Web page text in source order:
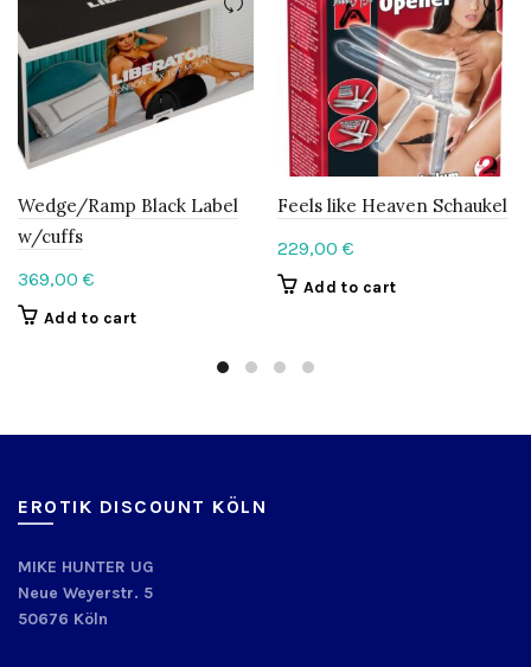
Wedge/Ramp Black Label
w/cuffs
369,00 €
Add to cart
Feels like Heaven Schaukel
229,00 €
Add to cart
EROTIK DISCOUNT KÖLN
MIKE HUNTER UG
Neue Weyerstr. 5
50676 Köln